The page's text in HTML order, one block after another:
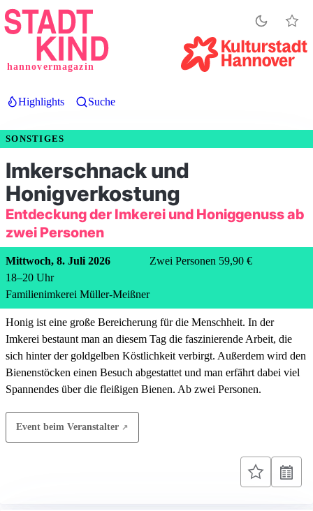
Direkt
zum
hannovermagazin
Highlights Suche
SONSTIGES
Imkerschnack und
Honigverkostung
Entdeckung der Imkerei und Honiggenuss ab
zwei Personen
Mittwoch, 8. Juli 2026
18–20 Uhr
Familienimkerei Müller-Meißner
Zwei Personen 59,90 €
Honig ist eine große Bereicherung für die Menschheit. In der
Imkerei bestaunt man an diesem Tag die faszinierende Arbeit, die
sich hinter der goldgelben Köstlichkeit verbirgt. Außerdem wird den
Bienenstöcken einen Besuch abgestattet und man erfährt dabei viel
Spannendes über die fleißigen Bienen. Ab zwei Personen.
Event beim Veranstalter